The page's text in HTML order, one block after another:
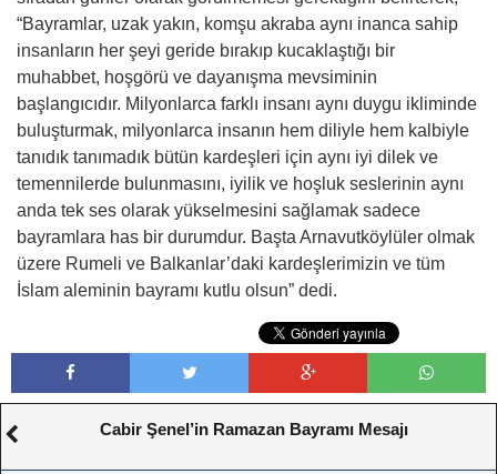
“Bayramlar, uzak yakın, komşu akraba aynı inanca sahip
insanların her şeyi geride bırakıp kucaklaştığı bir
muhabbet, hoşgörü ve dayanışma mevsiminin
başlangıcıdır. Milyonlarca farklı insanı aynı duygu ikliminde
buluşturmak, milyonlarca insanın hem diliyle hem kalbiyle
tanıdık tanımadık bütün kardeşleri için aynı iyi dilek ve
temennilerde bulunmasını, iyilik ve hoşluk seslerinin aynı
anda tek ses olarak yükselmesini sağlamak sadece
bayramlara has bir durumdur. Başta Arnavutköylüler olmak
üzere Rumeli ve Balkanlar’daki kardeşlerimizin ve tüm
İslam aleminin bayramı kutlu olsun” dedi.
Cabir Şenel’in Ramazan Bayramı Mesajı